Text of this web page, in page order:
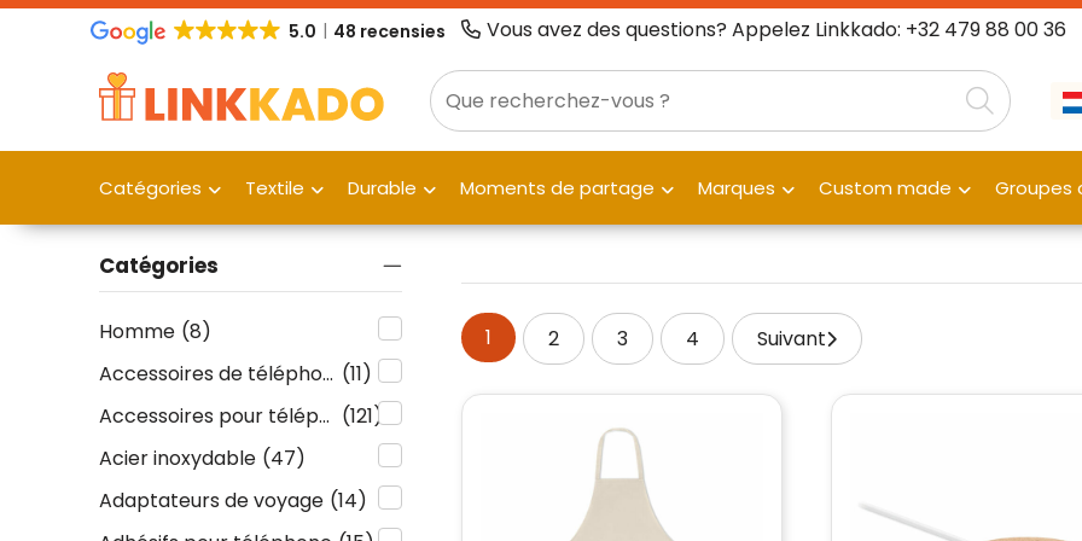
5.0 48 recensies Vous avez des questions? Appelez Linkkado: +32 479 88 00 36
Catégories Textile Durable Moments de partage Marques Custom made Groupes
Catégories
Homme (8)
Accessoires de téléphone (11)
Accessoires pour téléphone (121)
Acier inoxydable (47)
Adaptateurs de voyage (14)
1 2 3 4 Suivant